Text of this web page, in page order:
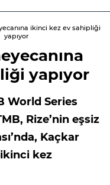
ikinci kez ev sahipliği
yapıyor
yapıyor
World Series
Rize’nin eşsiz
Kaçkar
ikinci kez